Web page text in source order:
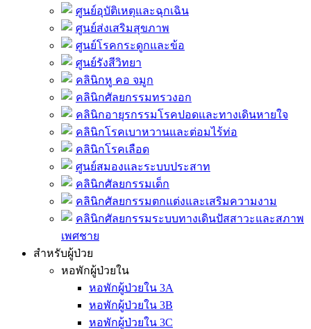
ศูนย์อุบัติเหตุและฉุกเฉิน
ศูนย์ส่งเสริมสุขภาพ
ศูนย์โรคกระดูกและข้อ
ศูนย์รังสีวิทยา
คลินิกหู คอ จมูก
คลินิกศัลยกรรมทรวงอก
คลินิกอายุรกรรมโรคปอดและทางเดินหายใจ
คลินิกโรคเบาหวานและต่อมไร้ท่อ
คลินิกโรคเลือด
ศูนย์สมองและระบบประสาท
คลินิกศัลยกรรมเด็ก
คลินิกศัลยกรรมตกแต่งและเสริมความงาม
คลินิกศัลยกรรมระบบทางเดินปัสสาวะและสภาพ
เพศชาย
สำหรับผู้ป่วย
หอพักผู้ป่วยใน
หอพักผู้ป่วยใน 3A
หอพักผู้ป่วยใน 3B
หอพักผู้ป่วยใน 3C